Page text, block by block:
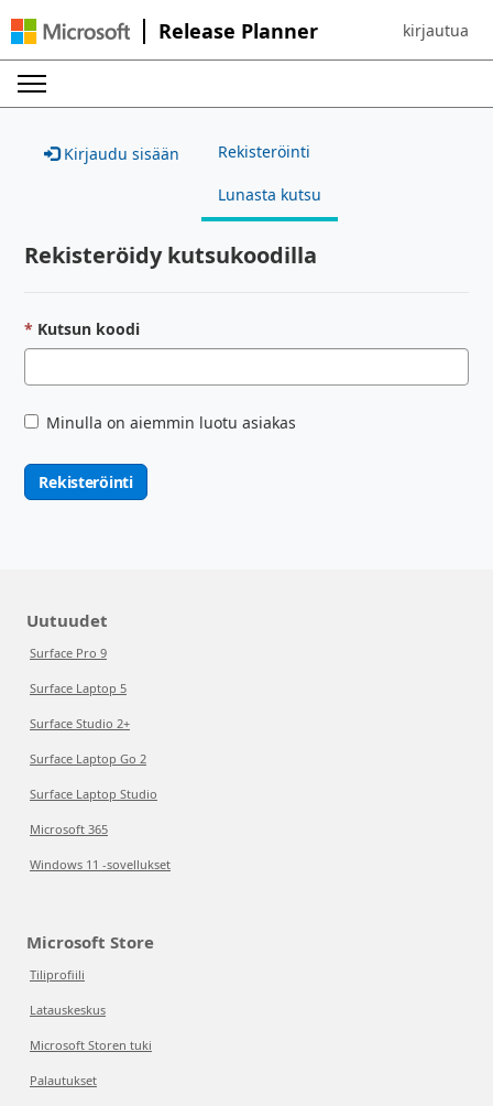
Release Planner Sign in to
kirjautua
Kirjaudu sisään Rekisteröinti
Lunasta kutsu
Rekisteröidy kutsukoodilla
Kutsun koodi
Minulla on aiemmin luotu asiakas
Rekisteröinti
Uutuudet
Surface Pro 9
Surface Laptop 5
Surface Studio 2+
Surface Laptop Go 2
Surface Laptop Studio
Microsoft 365
Windows 11 -sovellukset
Microsoft Store
Tiliprofiili
Latauskeskus
Microsoft Storen tuki
Palautukset